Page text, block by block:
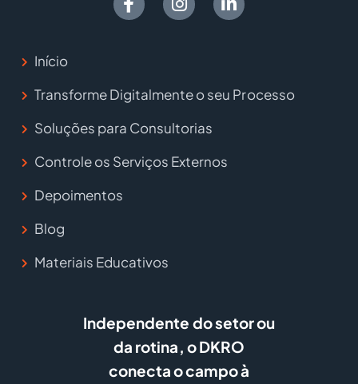
Início
Transforme Digitalmente o seu Processo
Soluções para Consultorias
Controle os Serviços Externos
Depoimentos
Blog
Materiais Educativos
Independente do setor ou
da rotina, o DKRO
conecta o campo à